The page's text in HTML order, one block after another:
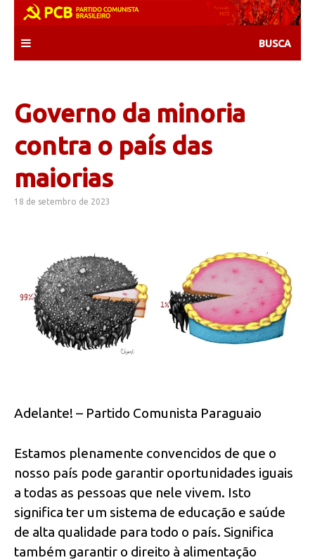
content
Governo da minoria
contra o país das
maiorias
18 de setembro de 2023
Adelante! – Partido Comunista Paraguaio
Estamos plenamente convencidos de que o
nosso país pode garantir oportunidades iguais
a todas as pessoas que nele vivem. Isto
significa ter um sistema de educação e saúde
de alta qualidade para todo o país. Significa
também garantir o direito à alimentação